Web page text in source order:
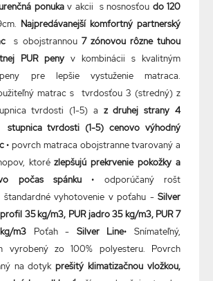
ponukav akcii s nosnosťou do 120
Najpredávanejší komfortný partnerský
s obojstrannou 7 zónovou rôzne tuhou
PUR peny v kombinácii s kvalitným
pre lepšie vystuženie matraca.
matrac s tvrdosťou 3 (stredný) z
tvrdosti (1-5) a z druhej strany 4
tvrdosti (1-5) cenovo výhodný
• povrch matraca obojstranne tvarovaný a
ktorézlepšujú prekrvenie pokožky a
počas spánku • odporúčaný rošt
štandardné vyhotovenie v poťahu - Silver
35 kg/m3, PUR jadro 35 kg/m3, PUR 7
m3Poťah - Silver Line• Snímateľný,
vyrobený zo 100% polyesteru. Povrch
na dotykprešitý klimatizačnou vložkou,